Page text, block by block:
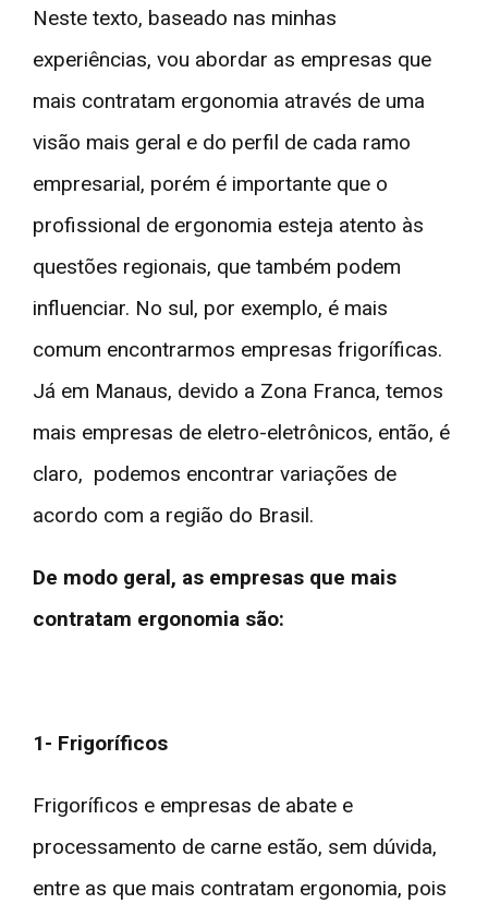
Neste texto, baseado nas minhas
experiências, vou abordar as empresas que
mais contratam ergonomia através de uma
visão mais geral e do perfil de cada ramo
empresarial, porém é importante que o
profissional de ergonomia esteja atento às
questões regionais, que também podem
influenciar. No sul, por exemplo, é mais
comum encontrarmos empresas frigoríficas.
Já em Manaus, devido a Zona Franca, temos
mais empresas de eletro-eletrônicos, então, é
claro, podemos encontrar variações de
acordo com a região do Brasil.
De modo geral, as empresas que mais
contratam ergonomia são:
1- Frigoríficos
Frigoríficos e empresas de abate e
processamento de carne estão, sem dúvida,
entre as que mais contratam ergonomia, pois